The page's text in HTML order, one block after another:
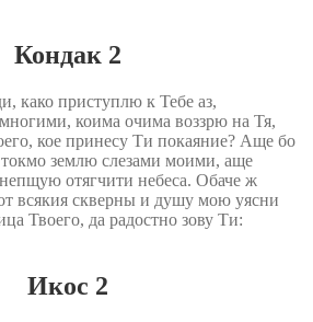
Кондак 2
како приступлю к Тебе аз,
коима очима воззрю на Тя,
кое принесу Ти покаяние? Аще бо
землю слезами моими, аще
отягчити небеса. Обаче ж
всякия скверны и душу мою уясни
Твоего, да радостно зову Ти:
Икос 2